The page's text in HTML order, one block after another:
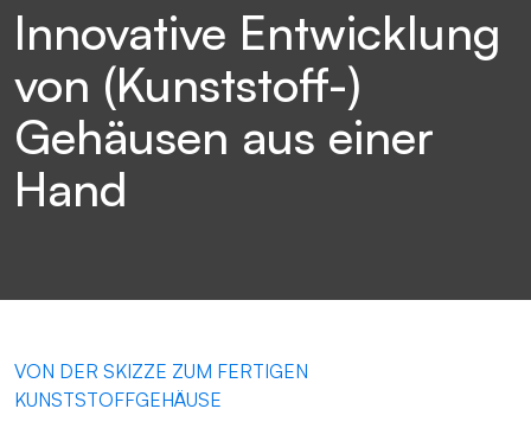
Innovative Entwicklung
von (Kunststoff-)
Gehäusen aus einer
Hand
VON DER SKIZZE ZUM FERTIGEN
KUNSTSTOFFGEHÄUSE